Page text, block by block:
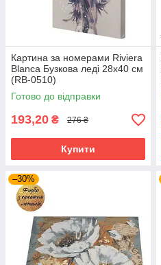
Картина за номерами Riviera
Blanca Бузкова леді 28x40 см
(RB-0510)
Готово до відправки
193,20 ₴ 276 ₴
Купити
–30%